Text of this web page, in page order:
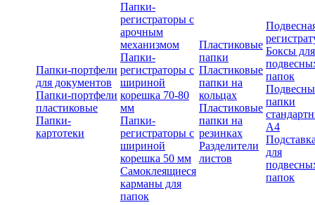
Папки-портфели
для документов
Папки-портфели
пластиковые
Папки-
картотеки
Папки-
регистраторы с
арочным
механизмом
Папки-
регистраторы с
шириной
корешка 70-80
мм
Папки-
регистраторы с
шириной
корешка 50 мм
Самоклеящиеся
карманы для
папок
Пластиковые
папки
Пластиковые
папки на
кольцах
Пластиковые
папки на
резинках
Разделители
листов
Боксы для
папок
папки
А4
для
папок